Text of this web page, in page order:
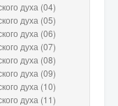
духа (04)
духа (05)
духа (06)
духа (07)
духа (08)
духа (09)
духа (10)
духа (11)